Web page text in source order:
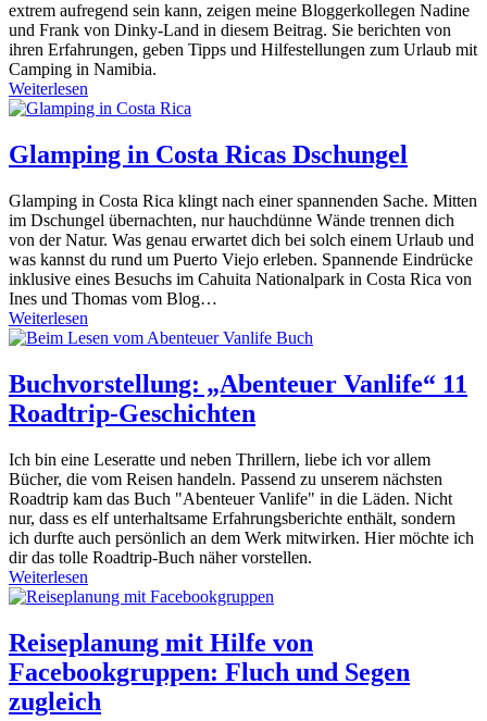
extrem aufregend sein kann, zeigen meine Bloggerkollegen Nadine
und Frank von Dinky-Land in diesem Beitrag. Sie berichten von
ihren Erfahrungen, geben Tipps und Hilfestellungen zum Urlaub mit
Camping in Namibia.
Weiterlesen
Glamping in Costa Ricas Dschungel
Glamping in Costa Rica klingt nach einer spannenden Sache. Mitten
im Dschungel übernachten, nur hauchdünne Wände trennen dich
von der Natur. Was genau erwartet dich bei solch einem Urlaub und
was kannst du rund um Puerto Viejo erleben. Spannende Eindrücke
inklusive eines Besuchs im Cahuita Nationalpark in Costa Rica von
Ines und Thomas vom Blog…
Weiterlesen
Buchvorstellung: „Abenteuer Vanlife“ 11
Roadtrip-Geschichten
Ich bin eine Leseratte und neben Thrillern, liebe ich vor allem
Bücher, die vom Reisen handeln. Passend zu unserem nächsten
Roadtrip kam das Buch "Abenteuer Vanlife" in die Läden. Nicht
nur, dass es elf unterhaltsame Erfahrungsberichte enthält, sondern
ich durfte auch persönlich an dem Werk mitwirken. Hier möchte ich
dir das tolle Roadtrip-Buch näher vorstellen.
Weiterlesen
Reiseplanung mit Hilfe von
Facebookgruppen: Fluch und Segen
zugleich